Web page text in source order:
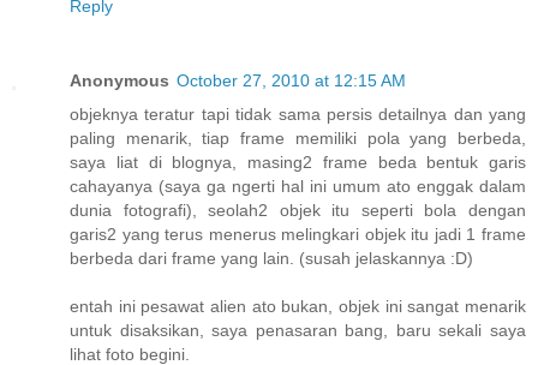
Reply
Anonymous October 27, 2010 at 12:15 AM
objeknya teratur tapi tidak sama persis detailnya dan yang
paling menarik, tiap frame memiliki pola yang berbeda,
saya liat di blognya, masing2 frame beda bentuk garis
cahayanya (saya ga ngerti hal ini umum ato enggak dalam
dunia fotografi), seolah2 objek itu seperti bola dengan
garis2 yang terus menerus melingkari objek itu jadi 1 frame
berbeda dari frame yang lain. (susah jelaskannya :D)
entah ini pesawat alien ato bukan, objek ini sangat menarik
untuk disaksikan, saya penasaran bang, baru sekali saya
lihat foto begini.